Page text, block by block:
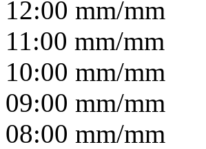
12:00 mm/mm
11:00 mm/mm
10:00 mm/mm
09:00 mm/mm
08:00 mm/mm